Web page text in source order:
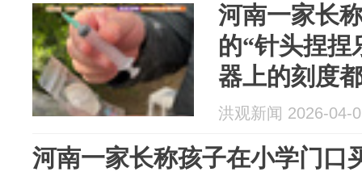
河南一家长
的“针头捏捏
器上的刻度
弃医疗用品
门：已调查
洪观新闻 2026-04-
河南一家长称孩子在小学门口